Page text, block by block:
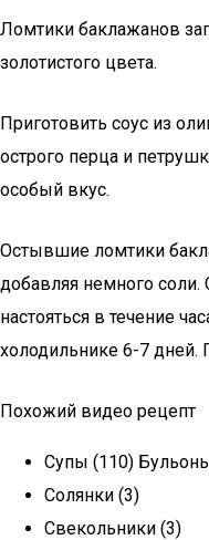
Ломтики баклажанов
золотистого цвета.
Приготовить соус из
острого перца и
особый вкус.
Остывшие ломтики
добавляя немного соли.
настояться в течение
холодильнике 6-7 дней.
Похожий видео рецепт
Супы (110)
Солянки (3)
Свекольники (3)